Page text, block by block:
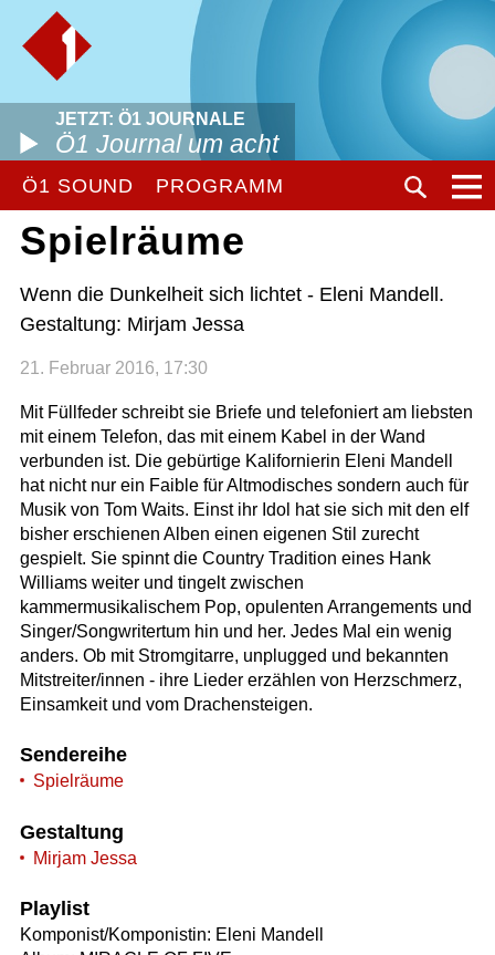
JETZT: Ö1 JOURNALE
Ö1 Journal um acht
Ö1 SOUND PROGRAMM
Spielräume
Wenn die Dunkelheit sich lichtet - Eleni Mandell.
Gestaltung: Mirjam Jessa
21. Februar 2016, 17:30
Mit Füllfeder schreibt sie Briefe und telefoniert am liebsten
mit einem Telefon, das mit einem Kabel in der Wand
verbunden ist. Die gebürtige Kalifornierin Eleni Mandell
hat nicht nur ein Faible für Altmodisches sondern auch für
Musik von Tom Waits. Einst ihr Idol hat sie sich mit den elf
bisher erschienen Alben einen eigenen Stil zurecht
gespielt. Sie spinnt die Country Tradition eines Hank
Williams weiter und tingelt zwischen
kammermusikalischem Pop, opulenten Arrangements und
Singer/Songwritertum hin und her. Jedes Mal ein wenig
anders. Ob mit Stromgitarre, unplugged und bekannten
Mitstreiter/innen - ihre Lieder erzählen von Herzschmerz,
Einsamkeit und vom Drachensteigen.
Sendereihe
Spielräume
Gestaltung
Mirjam Jessa
Playlist
Komponist/Komponistin: Eleni Mandell